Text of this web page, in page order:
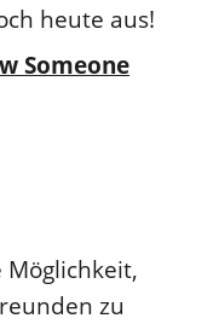
heute aus!
Someone
zu